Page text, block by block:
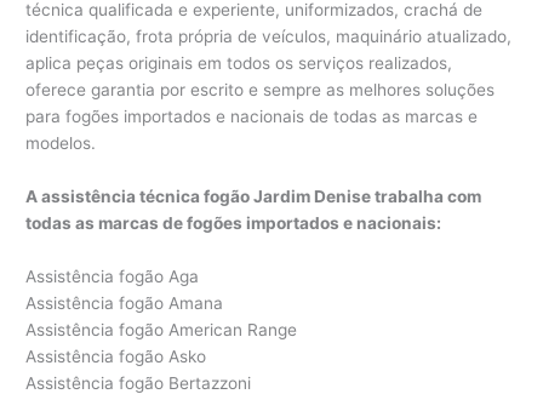
técnica qualificada e experiente, uniformizados, crachá de
identificação, frota própria de veículos, maquinário atualizado,
aplica peças originais em todos os serviços realizados,
oferece garantia por escrito e sempre as melhores soluções
para fogões importados e nacionais de todas as marcas e
modelos.
A assistência técnica fogão Jardim Denise trabalha com
todas as marcas de fogões importados e nacionais:
Assistência fogão Aga
Assistência fogão Amana
Assistência fogão American Range
Assistência fogão Asko
Assistência fogão Bertazzoni